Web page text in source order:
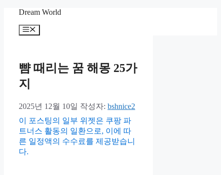
Dream World
메
뺨 때리는 꿈 해몽 25가
지
2025년 12월 10일 작성자: bshnice2
이 포스팅의 일부 위젯은 쿠팡 파
트너스 활동의 일환으로, 이에 따
른 일정액의 수수료를 제공받습니
다.